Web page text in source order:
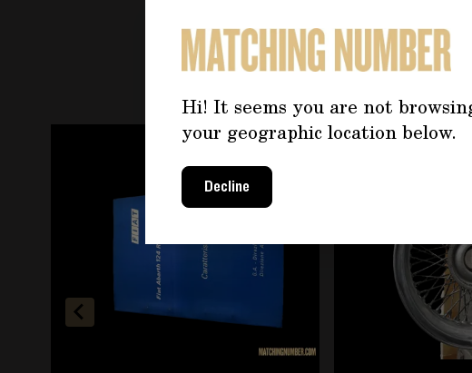
Hi! It seems you are not
your geographic location below.
Decline
È possibile navigare tra gli elementi del carosello
Premere per saltare il carosello